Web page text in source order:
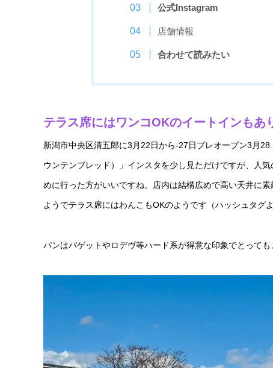
公式Instagram
店舗情報
合わせて読みたい
テラス席にはワンコOKのイートインもあ
新潟市中央区清五郎に3月22日から-27日プレオープン3月
ウンテンブレッド）」インスタを少し見ただけですが、人
めに行った方がいいですね。店内は結構広めで高い天井に
ようでテラス席にはわんこもOKのようです（ハッシュタグよ
パンはバゲットやロデヴ等ハード系が得意な印象でとっても